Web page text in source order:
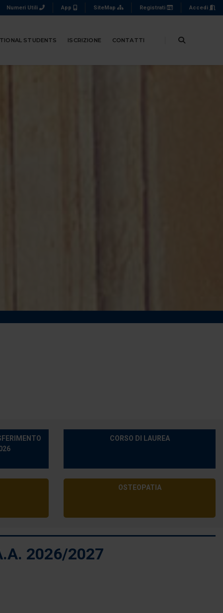
Numeri Utili App SiteMap Registrati Accedi
STUDENTS ISCRIZIONE CONTATTI
CORSO DI LAUREA
OSTEOPATIA
2026/2027